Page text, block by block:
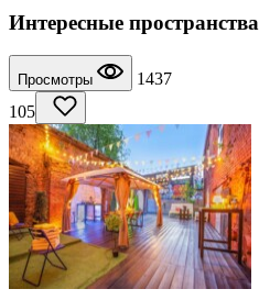
Интересные пространства
Просмотры
1437
105